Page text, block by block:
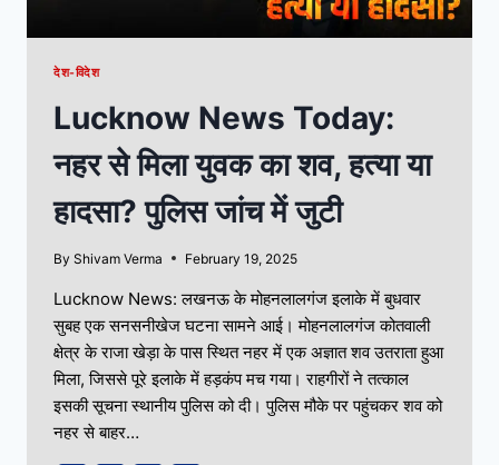
देश-विदेश
Lucknow News Today:
नहर से मिला युवक का शव, हत्या या
हादसा? पुलिस जांच में जुटी
By Shivam Verma February 19, 2025
Lucknow News: लखनऊ के मोहनलालगंज इलाके में बुधवार
सुबह एक सनसनीखेज घटना सामने आई। मोहनलालगंज कोतवाली
क्षेत्र के राजा खेड़ा के पास स्थित नहर में एक अज्ञात शव उतराता हुआ
मिला, जिससे पूरे इलाके में हड़कंप मच गया। राहगीरों ने तत्काल
इसकी सूचना स्थानीय पुलिस को दी। पुलिस मौके पर पहुंचकर शव को
नहर से बाहर…